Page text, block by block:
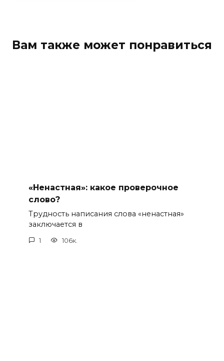
Вам также может понравиться
«Ненастная»: какое проверочное
слово?
Трудность написания слова «ненастная»
заключается в
1 106к.